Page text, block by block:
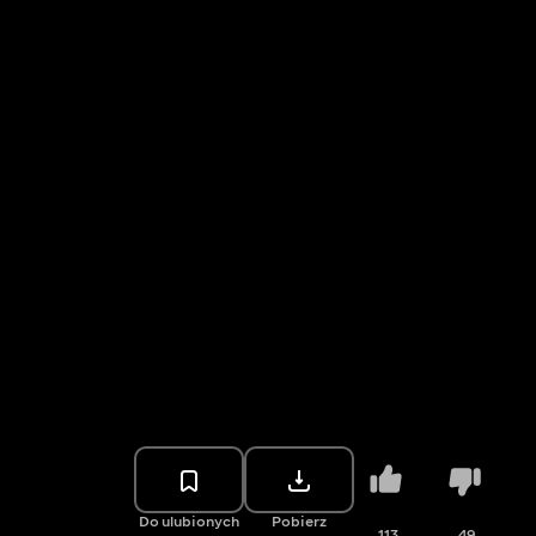
Do ulubionych Pobierz